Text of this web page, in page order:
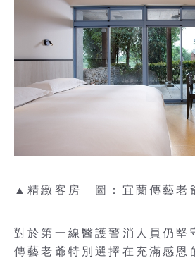
▲精緻客房 圖：宜蘭傳藝老
對於第一線醫護警消人員仍堅
傳藝老爺特別選擇在充滿感恩